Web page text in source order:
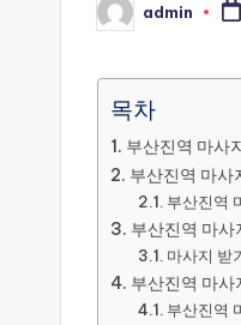
Posted
by
admin
목차
부산진역 마사
부산진역 마사
부산진역
부산진역 마
마사지 받
부산진역 마사
부산진역